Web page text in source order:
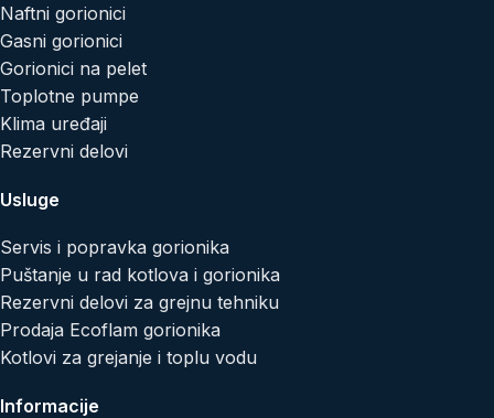
Naftni gorionici
Gasni gorionici
Gorionici na pelet
Toplotne pumpe
Klima uređaji
Rezervni delovi
Usluge
Servis i popravka gorionika
Puštanje u rad kotlova i gorionika
Rezervni delovi za grejnu tehniku
Prodaja Ecoflam gorionika
Kotlovi za grejanje i toplu vodu
Informacije